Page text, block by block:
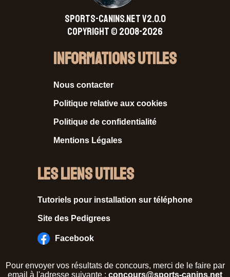
SPORTS-CANINS.NET V2.0.0
Copyright © 2008-2026
Informations Utiles
Nous contacter
Politique relative aux cookies
Politique de confidentialité
Mentions Légales
Les liens utiles
Tutoriels pour installation sur téléphone
Site des Pedigrees
Facebook
Pour envoyer vos résultats de concours, merci de le faire par
email à l'adresse suivante : concours@sports-canins.net